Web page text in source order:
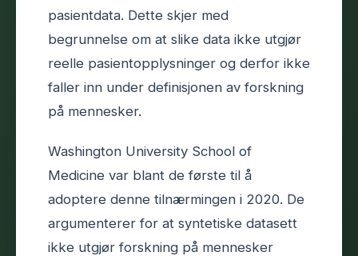
pasientdata. Dette skjer med
begrunnelse om at slike data ikke utgjør
reelle pasientopplysninger og derfor ikke
faller inn under definisjonen av forskning
på mennesker.
Washington University School of
Medicine var blant de første til å
adoptere denne tilnærmingen i 2020. De
argumenterer for at syntetiske datasett
ikke utgjør forskning på mennesker